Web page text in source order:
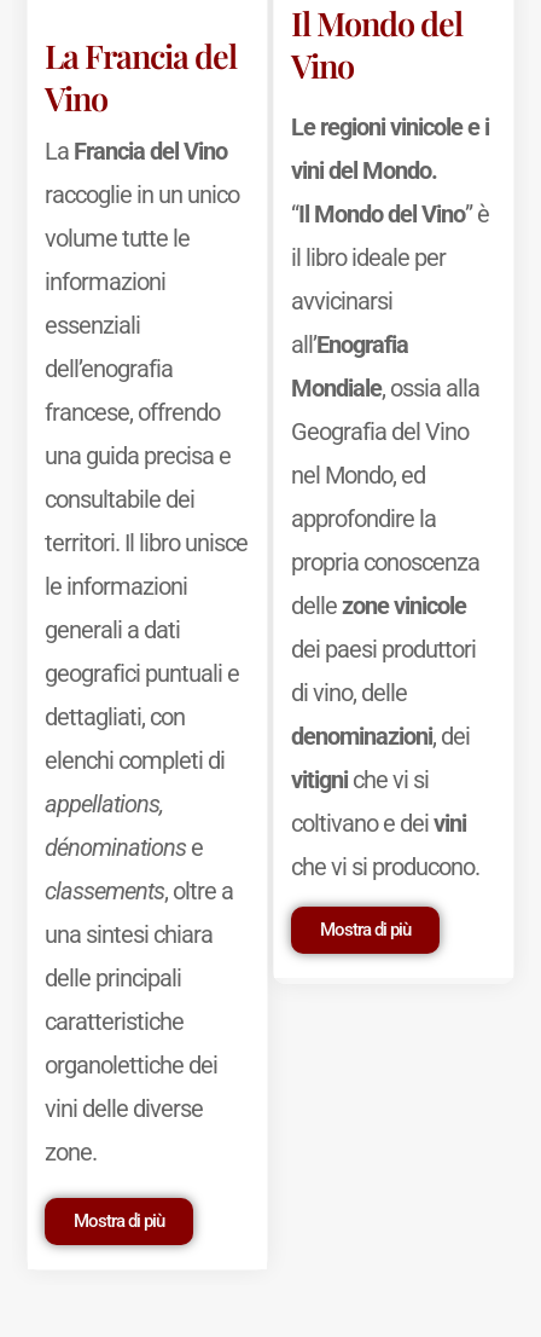
La Francia del
Vino
La Francia del Vino
raccoglie in un unico
volume tutte le
informazioni
essenziali
dell’enografia
francese, offrendo
una guida precisa e
consultabile dei
territori. Il libro unisce
le informazioni
generali a dati
geografici puntuali e
dettagliati, con
elenchi completi di
appellations,
dénominationse
classements, oltre a
una sintesi chiara
delle principali
caratteristiche
organolettiche dei
vini delle diverse
zone.
Mostra di più
Il Mondo del
Vino
Le regioni vinicole e i
vini del Mondo.
“Il Mondo del Vino” è
il libro ideale per
avvicinarsi
all’Enografia
Mondiale, ossia alla
Geografia del Vino
nel Mondo, ed
approfondire la
propria conoscenza
dellezone vinicole
dei paesi produttori
di vino, delle
denominazioni, dei
vitigniche vi si
coltivano e deivini
che vi si producono.
Mostra di più